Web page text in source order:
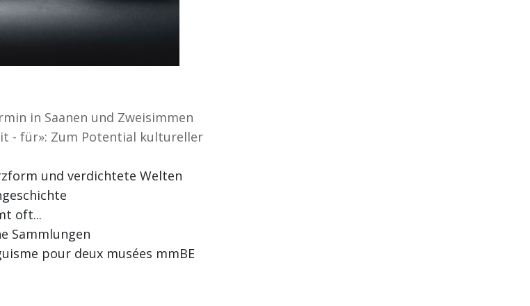
in Saanen und Zweisimmen
- für»: Zum Potential kultureller
und verdichtete Welten
oft...
Sammlungen
pour deux musées mmBE